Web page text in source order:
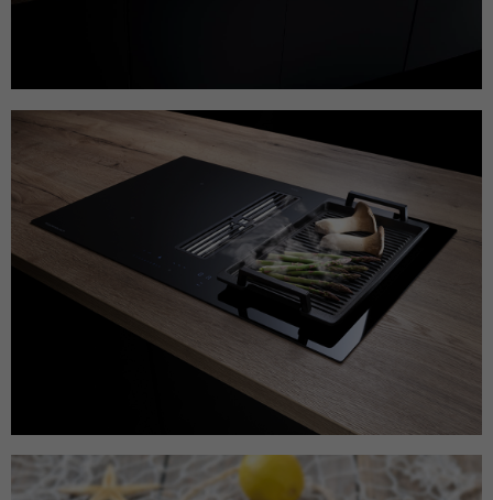
_clsk
Anbieter Microsoft Clarity
Browsersession
Verbindet mehrere Seitenaufrufe eines
Benutzers zu einer einzigen Clarity-
Sitzungsaufzeichnung.
Anbieter Microsoft Clarity